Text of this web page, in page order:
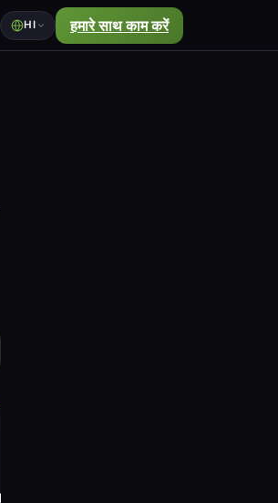
HI हमारे साथ काम करें